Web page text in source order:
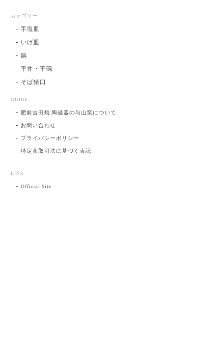
カテゴリー
手塩皿
いげ皿
鍋
平丼・平碗
そば猪口
GUIDE
肥前吉田焼 陶磁器の与山窯について
お問い合わせ
プライバシーポリシー
特定商取引法に基づく表記
LINK
Official Site